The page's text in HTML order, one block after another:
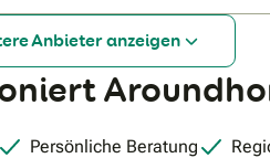
Wissen rund um die
profitieren Sie von einer
fundierten Beratung und einer
Umsetzung, von der Planung bis zur
aus einer Hand –
Anbieter anzeigen
Persönliche Beratung